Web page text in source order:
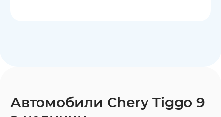
Автомобили Chery Tiggo 9